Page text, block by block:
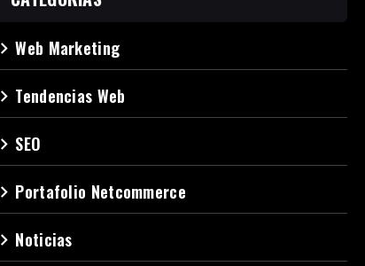
navigate_nextWeb Marketing
navigate_next Tendencias Web
navigate_next SEO
navigate_next Portafolio Netcommerce
navigate_next Noticias